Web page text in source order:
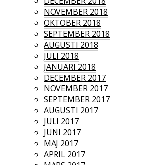
NOVEMBER 2018
OKTOBER 2018
SEPTEMBER 2018
AUGUSTI 2018
JULI 2018
JANUARI 2018
DECEMBER 2017
NOVEMBER 2017
SEPTEMBER 2017
AUGUSTI 2017
JULI 2017
JUNI 2017
MAJ 2017
APRIL 2017